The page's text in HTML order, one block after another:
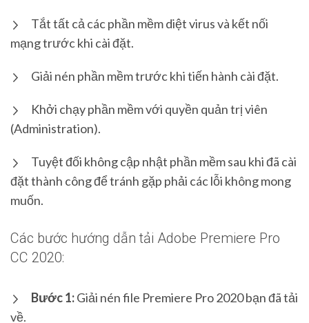
Tắt tất cả các phần mềm diệt virus và kết nối
mạng trước khi cài đặt.
Giải nén phần mềm trước khi tiến hành cài đặt.
Khởi chạy phần mềm với quyền quản trị viên
(Administration).
Tuyệt đối không cập nhật phần mềm sau khi đã cài
đặt thành công để tránh gặp phải các lỗi không mong
muốn.
Các bước hướng dẫn tải Adobe Premiere Pro
CC 2020:
Bước 1:Giải nén file Premiere Pro 2020 bạn đã tải
về.